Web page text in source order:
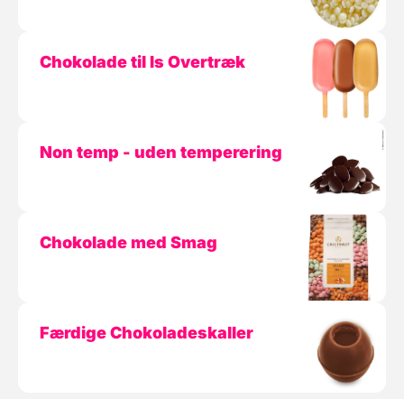
Chokolade til Is Overtræk
Non temp - uden temperering
Chokolade med Smag
Færdige Chokoladeskaller